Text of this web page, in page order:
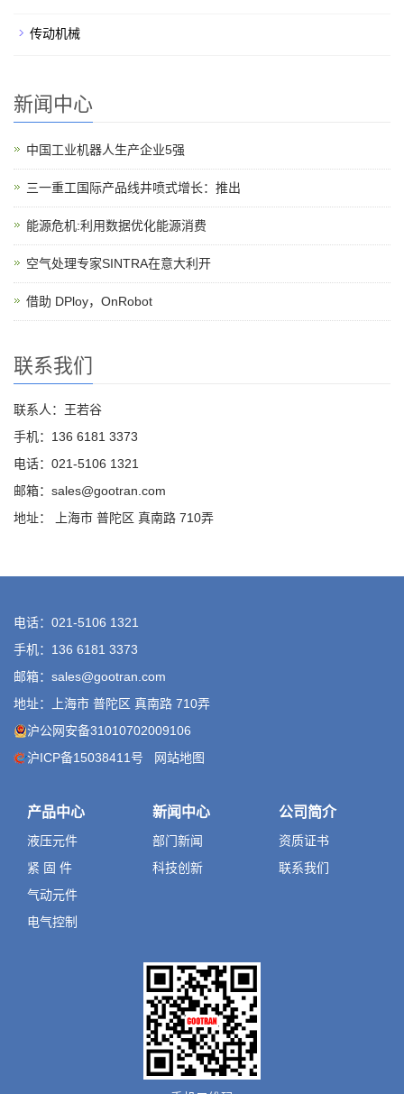
传动机械
新闻中心
中国工业机器人生产企业5强
三一重工国际产品线井喷式增长：推出
能源危机:利用数据优化能源消费
空气处理专家SINTRA在意大利开
借助 DPloy，OnRobot
联系我们
联系人：王若谷
手机：136 6181 3373
电话：021-5106 1321
邮箱：sales@gootran.com
地址： 上海市 普陀区 真南路 710弄
电话：021-5106 1321
手机：136 6181 3373
邮箱：sales@gootran.com
地址：上海市 普陀区 真南路 710弄
沪公网安备31010702009106
沪ICP备15038411号
网站地图
产品中心
液压元件
紧 固 件
气动元件
电气控制
新闻中心
部门新闻
科技创新
公司简介
资质证书
联系我们